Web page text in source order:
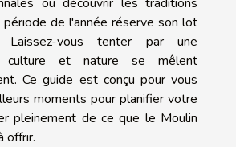
période de l'année réserve son lot
Laissez-vous tenter par une
culture et nature se mêlent
Ce guide est conçu pour vous
moments pour planifier votre
pleinement de ce que le Moulin
offrir.